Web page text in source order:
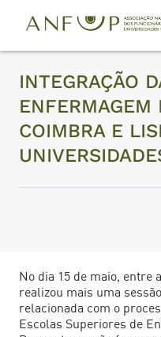
INTEGRAÇÃO
ENFERMAGEM
COIMBRA E
No dia 15 de maio, entre
realizou mais uma
relacionada com o
Escolas Superiores de